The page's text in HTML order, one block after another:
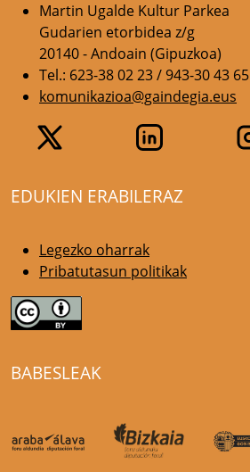
Martin Ugalde Kultur Parkea
Gudarien etorbidea z/g
20140 - Andoain (Gipuzkoa)
Tel.: 623-38 02 23 / 943-30 43 65
komunikazioa@gaindegia.eus
EDUKIEN ERABILERAZ
Legezko oharrak
Pribatutasun politikak
BABESLEAK